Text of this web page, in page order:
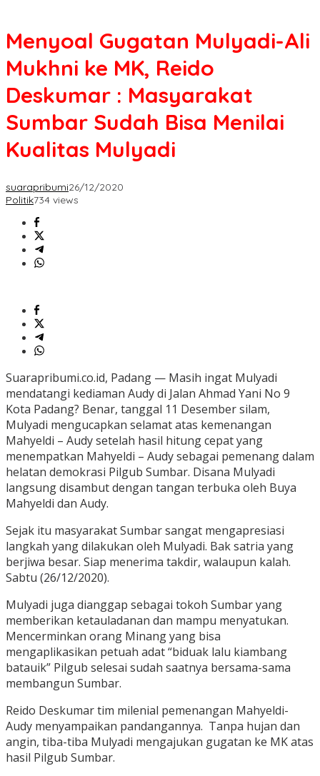
Menyoal Gugatan Mulyadi-Ali
Mukhni ke MK, Reido
Deskumar : Masyarakat
Sumbar Sudah Bisa Menilai
Kualitas Mulyadi
suarapribumi26/12/2020
Politik734 views
Suarapribumi.co.id, Padang — Masih ingat Mulyadi
mendatangi kediaman Audy di Jalan Ahmad Yani No 9
Kota Padang? Benar, tanggal 11 Desember silam,
Mulyadi mengucapkan selamat atas kemenangan
Mahyeldi – Audy setelah hasil hitung cepat yang
menempatkan Mahyeldi – Audy sebagai pemenang dalam
helatan demokrasi Pilgub Sumbar. Disana Mulyadi
langsung disambut dengan tangan terbuka oleh Buya
Mahyeldi dan Audy.
Sejak itu masyarakat Sumbar sangat mengapresiasi
langkah yang dilakukan oleh Mulyadi. Bak satria yang
berjiwa besar. Siap menerima takdir, walaupun kalah.
Sabtu (26/12/2020).
Mulyadi juga dianggap sebagai tokoh Sumbar yang
memberikan ketauladanan dan mampu menyatukan.
Mencerminkan orang Minang yang bisa
mengaplikasikan petuah adat “biduak lalu kiambang
batauik” Pilgub selesai sudah saatnya bersama-sama
membangun Sumbar.
Reido Deskumar tim milenial pemenangan Mahyeldi-
Audy menyampaikan pandangannya. Tanpa hujan dan
angin, tiba-tiba Mulyadi mengajukan gugatan ke MK atas
hasil Pilgub Sumbar.